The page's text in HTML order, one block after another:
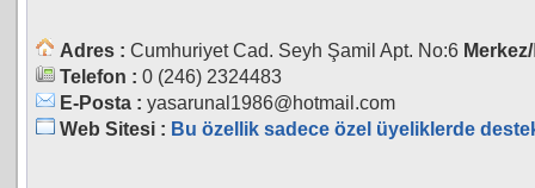
Adres : Cumhuriyet Cad. Seyh Şamil Apt. No:6 Merkez/
Telefon : 0 (246) 2324483
E-Posta : yasarunal1986@hotmail.com
Web Sitesi : Bu özellik sadece özel üyeliklerde